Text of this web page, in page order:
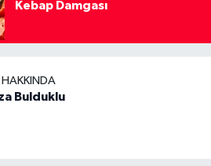
Kebap Damgası
HAKKINDA
Bulduklu